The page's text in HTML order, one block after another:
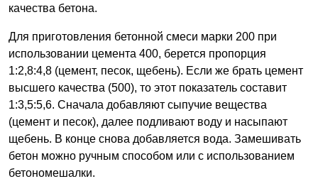
качества бетона.
Для приготовления бетонной смеси марки 200 при
использовании цемента 400, берется пропорция
1:2,8:4,8 (цемент, песок, щебень). Если же брать цемент
высшего качества (500), то этот показатель составит
1:3,5:5,6. Сначала добавляют сыпучие вещества
(цемент и песок), далее подливают воду и насыпают
щебень. В конце снова добавляется вода. Замешивать
бетон можно ручным способом или с использованием
бетономешалки.